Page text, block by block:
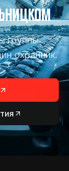
группы
охранник.